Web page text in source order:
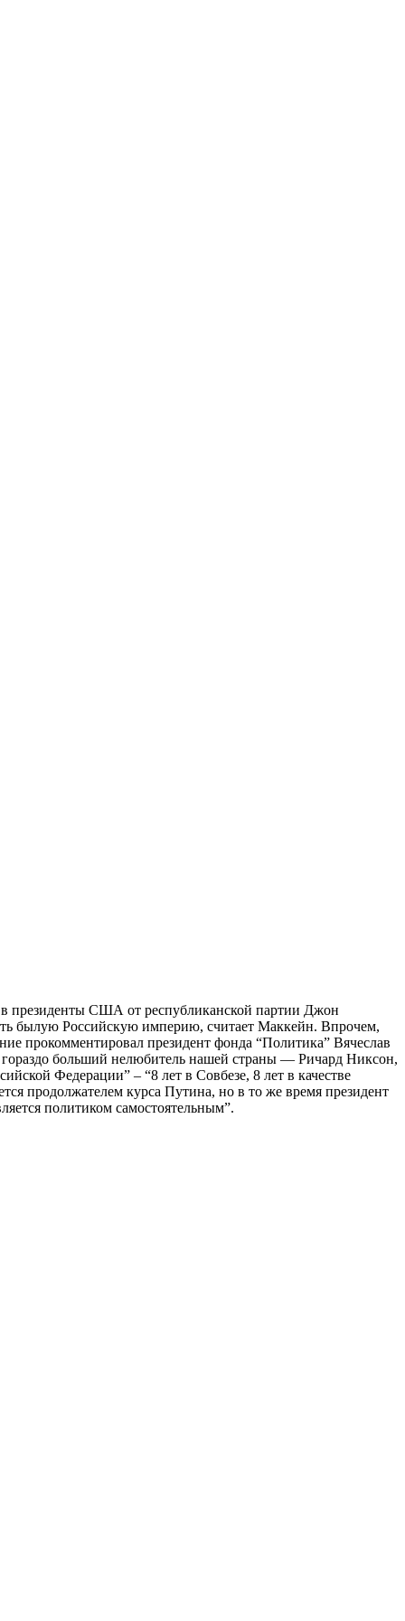
в президенты США от республиканской партии Джон
былую Российскую империю, считает Маккейн. Впрочем,
прокомментировал президент фонда “Политика” Вячеслав
больший нелюбитель нашей страны — Ричард Никсон,
Федерации” – “8 лет в Совбезе, 8 лет в качестве
продолжателем курса Путина, но в то же время президент
политиком самостоятельным”.